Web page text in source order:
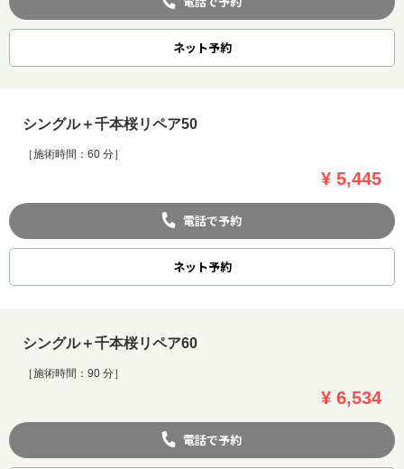
ネット予約
シングル＋千本桜リペア50
［施術時間：60 分］
¥ 5,445
電話で予約
ネット予約
シングル＋千本桜リペア60
［施術時間：90 分］
¥ 6,534
電話で予約